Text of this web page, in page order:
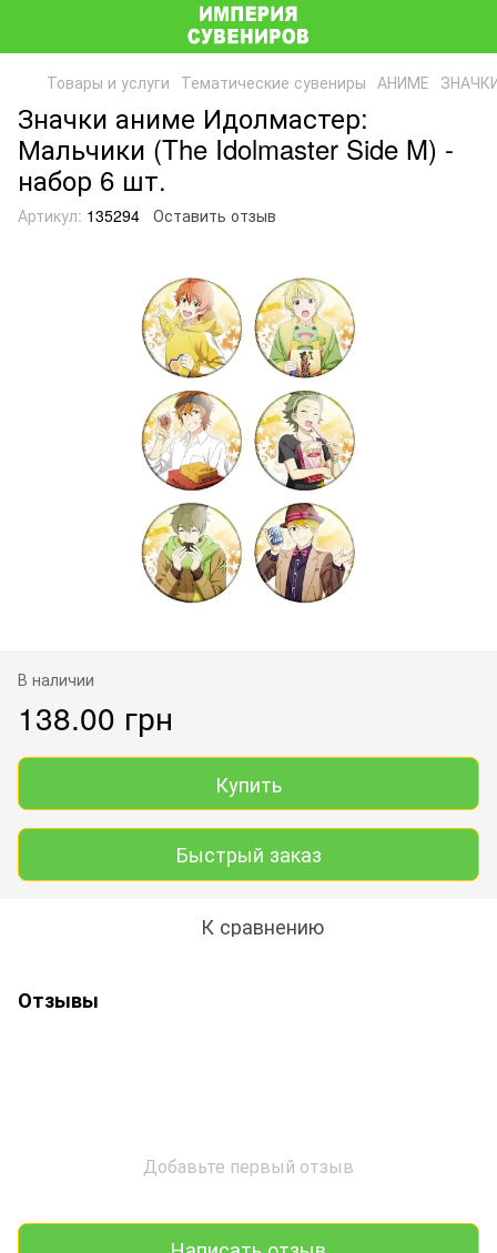
Товары и услуги Тематические сувениры АНИМЕ
Значки аниме Идолмастер:
Мальчики (The Idolmaster Side M) -
набор 6 шт.
Артикул: 135294 Оставить отзыв
В наличии
138.00 грн
Купить
Быстрый заказ
К сравнению
Отзывы
Добавьте первый отзыв